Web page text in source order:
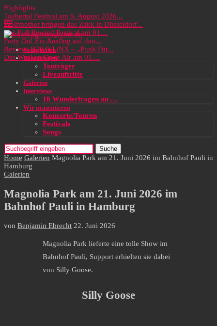
Highlights
Taubertal Festival am 6. August 2026...
Wolfmother bringen das Zakk in Düsseldorf...
Das Full Rewind Festival am 01....
Party On! Ein Ausflug auf den...
Review: SOKO LiNX – „Punk Für...
Das Wacken Open Air am 01....
Neuigkeiten
Rezensionen
Tonträger
Liveauftritte
Galerien
Interviews
10 Wunderfragen an …
Wir präsentieren
Konzerte/Touren
Festivals
Songs
Suche
Home Galerien Magnolia Park am 21. Juni 2026 im Bahnhof Pauli in
Hamburg
Galerien
Magnolia Park am 21. Juni 2026 im
Bahnhof Pauli in Hamburg
von Benjamin Ebrecht 22. Juni 2026
Magnolia Park lieferte eine tolle Show im
Bahnhof Pauli, Support erhielten sie dabei
von Silly Goose.
Silly Goose